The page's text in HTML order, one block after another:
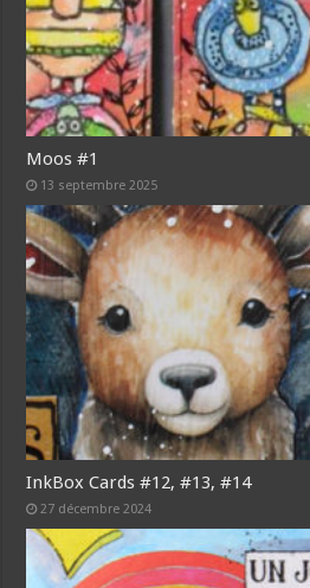
Moos #1
13 septembre 2025
InkBox Cards #12, #13, #14
27 décembre 2024